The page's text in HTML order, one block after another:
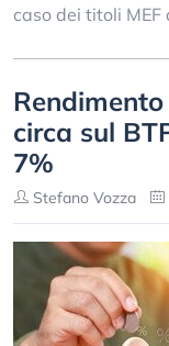
caso dei titoli MEF
circa sul
7%
Stefano Vozza